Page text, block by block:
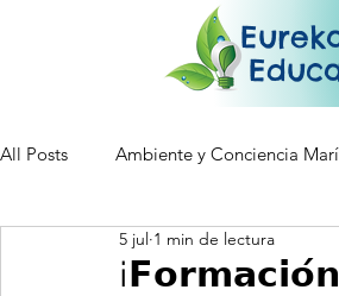
All Posts Ambiente y Conciencia
Tecnología Educativa Multimedia
5 jul 1 min de lectura